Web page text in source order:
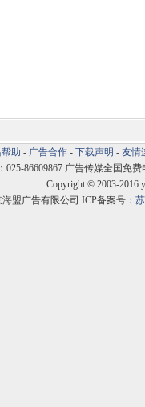
帮助 - 广告合作 - 下载声明 - 友情
025-86609867 广告传媒全国免费
Copyright © 2003-2016
盟广告有限公司 ICP备案号：